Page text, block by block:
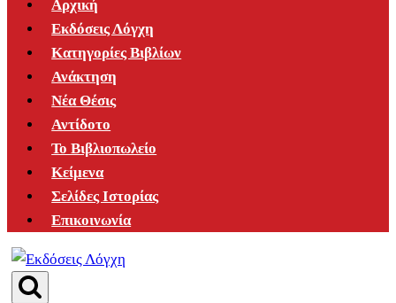
Αρχική
Εκδόσεις Λόγχη
Κατηγορίες Βιβλίων
Ανάκτηση
Νέα Θέσις
Αντίδοτο
Το Βιβλιοπωλείο
Κείμενα
Σελίδες Ιστορίας
Επικοινωνία